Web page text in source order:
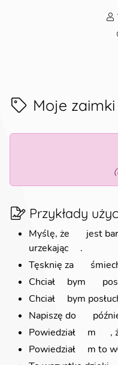
Moje
(
Przykłady
Myślę, że jest
urzekając
.
Tęsknię za
Chciał
bym
Chciał
bym
Napiszę do
Powiedział
m ,
Powiedział
m to